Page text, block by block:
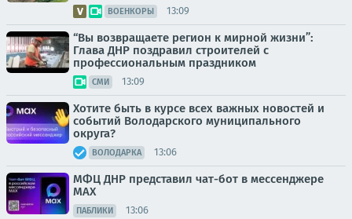
ВОЕНКОРЫ 13:09
“Вы возвращаете регион к мирной жизни”:
Глава ДНР поздравил строителей с
профессиональным праздником
СМИ 13:09
Хотите быть в курсе всех важных новостей и
событий Володарского муниципального
округа?
ВОЛОДАРКА 13:06
МФЦ ДНР представил чат-бот в мессенджере
MAX
ПАБЛИКИ 13:06